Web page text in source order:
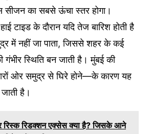
सीजन का सबसे ऊंचा स्तर होगा।
टाइड के दौरान यदि तेज बारिश होती है
में नहीं जा पाता, जिससे शहर के कई
गंभीर स्थिति बन जाती है। मुंबई की
ओर समुद्र से घिरे होने—के कारण यह
है।
रिस्क रिडक्शन एक्सेस क्‍या है? ज‍िसके आने